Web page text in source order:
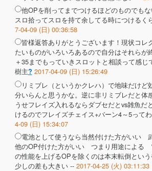
他OPを削ってまでつけるほどのものでも
スロ拾ってスロを持て余してる時につけるく
7-04-09 (日) 00:36:58
皆様返答ありがとうございます！現状コレ
たいものがいろいろあるので自分はそれらが
＋35までもっていきスロットと相談って感
樹主? 2017-04-09 (日) 15:26:49
リミブレ（というかクレハ）で地味だけど
分いらんと思うかな。逆に非リミブレだと体
うせフレイズ入れるならダブセだとvs雑魚だ
けるのでフレイズチェイス+バーン4～5って
4-09 (日) 15:34:07
電池として使うなら当然付けた方がいい
他のOP付けた方がいい つまり用途による
の性能を上げるOPを除くのは本末転倒とい
少しの差も大きい -- 2017-04-25 (火) 03:11:33